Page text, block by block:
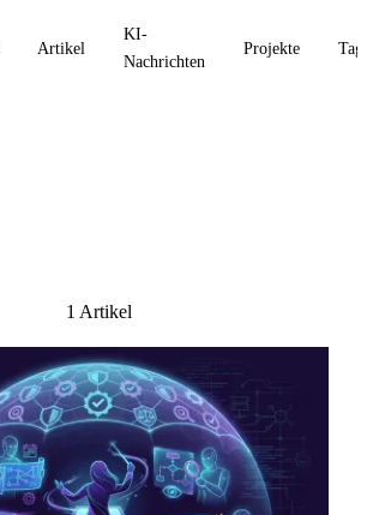
Artikel
KI-
Nachrichten
Projekte
1 Artikel